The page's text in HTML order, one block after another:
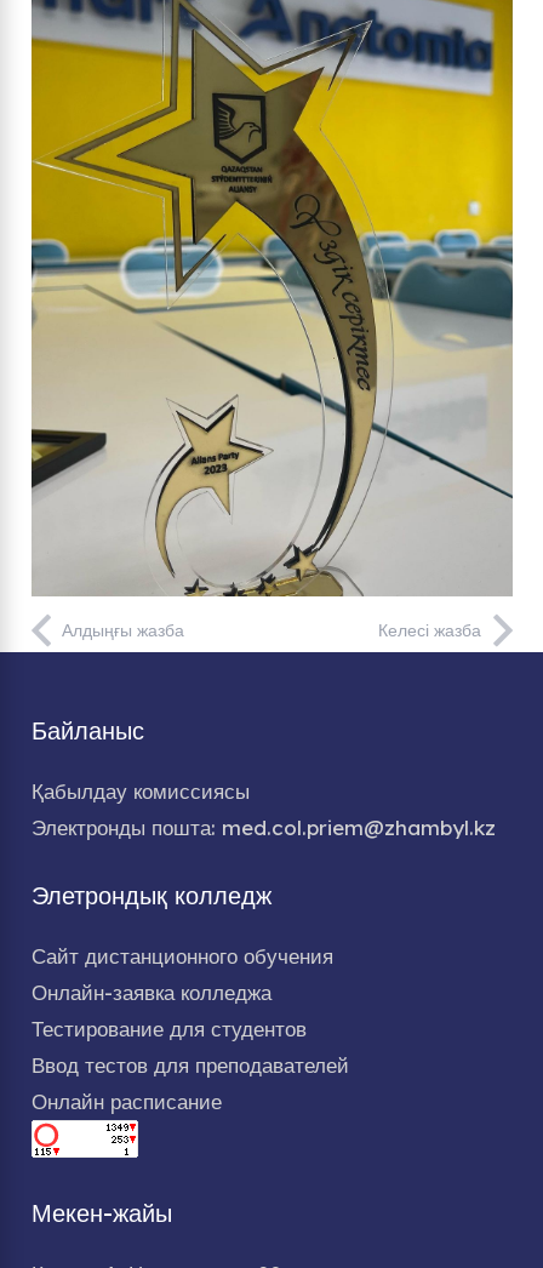
Алдыңғы жазба Келесі жазба
Байланыс
Қабылдау комиссиясы
Электронды пошта: med.col.priem@zhambyl.kz
Элетрондық колледж
Сайт дистанционного обучения
Онлайн-заявка колледжа
Тестирование для студентов
Ввод тестов для преподавателей
Онлайн расписание
Мекен-жайы